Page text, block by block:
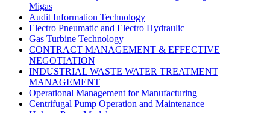
Migas
Audit Information Technology
Electro Pneumatic and Electro Hydraulic
Gas Turbine Technology
CONTRACT MANAGEMENT & EFFECTIVE
NEGOTIATION
INDUSTRIAL WASTE WATER TREATMENT
MANAGEMENT
Operational Management for Manufacturing
Centrifugal Pump Operation and Maintenance